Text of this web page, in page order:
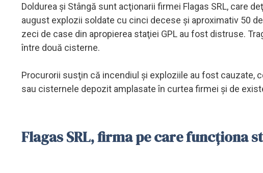
Doldurea şi Stângă sunt acţionarii firmei Flagas SRL, care
august explozii soldate cu cinci decese şi aproximativ 50
zeci de case din apropierea staţiei GPL au fost distruse.
între două cisterne.
Procurorii susţin că incendiul şi exploziile au fost cauzate,
sau cisternele depozit amplasate în curtea firmei şi de
Flagas SRL, firma pe care funcționa